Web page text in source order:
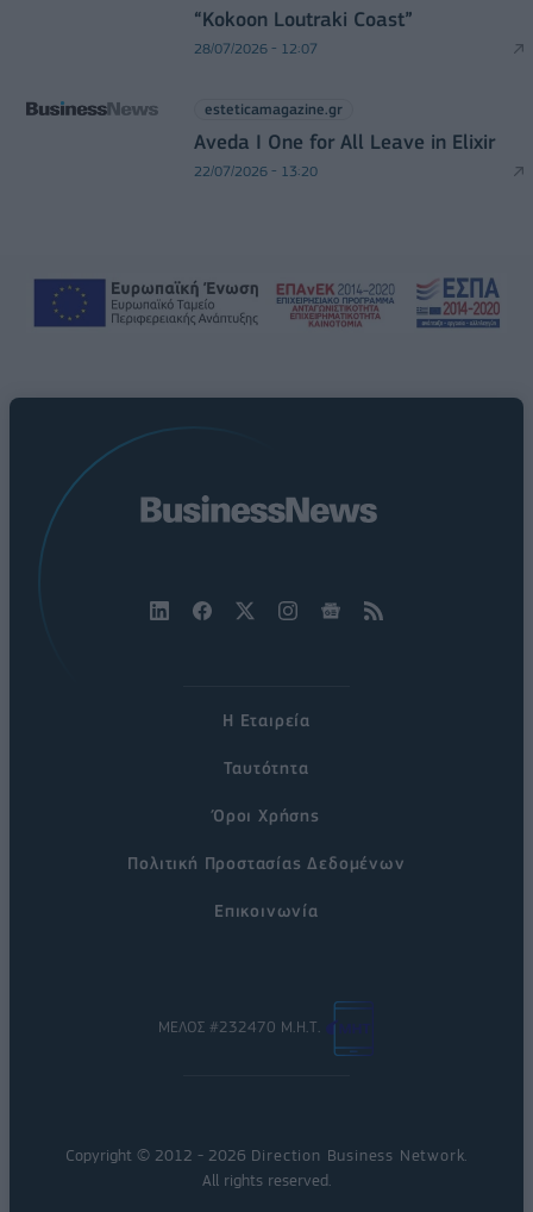
“Kokoon Loutraki Coast”
28/07/2026 - 12:07
esteticamagazine.gr
Aveda I One for All Leave in Elixir
22/07/2026 - 13:20
Η Εταιρεία
Ταυτότητα
Όροι Χρήσης
Πολιτική Προστασίας Δεδομένων
Επικοινωνία
ΜΕΛΟΣ #232470 Μ.Η.Τ.
Copyright © 2012 - 2026 Direction Business Network
All rights reserved.